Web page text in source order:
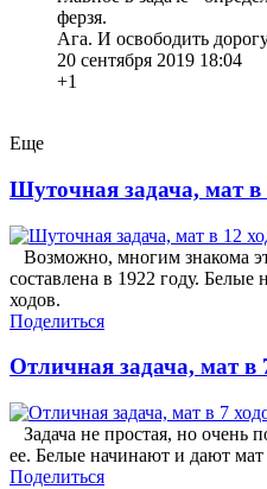
ферзя.
Ага. И освободить
20 сентября 2019 18:04
+1
Еще
Шуточная задача, мат в
Возможно, многим знакома
составлена в 1922 году. Белые
ходов.
Поделиться
Отличная задача, мат в
Задача не простая, но очень
ее. Белые начинают и дают
Поделиться